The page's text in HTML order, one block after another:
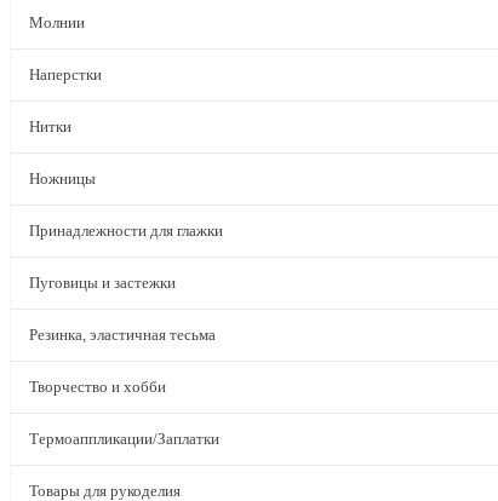
Молнии
Наперстки
Нитки
Ножницы
Принадлежности для глажки
Пуговицы и застежки
Резинка, эластичная тесьма
Творчество и хобби
Термоаппликации/Заплатки
Товары для рукоделия